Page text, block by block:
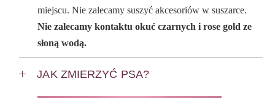
miejscu. Nie zalecamy suszyć akcesoriów w suszarce.
Nie zalecamy kontaktu okuć czarnych i rose gold ze
słoną wodą.
JAK ZMIERZYĆ PSA?